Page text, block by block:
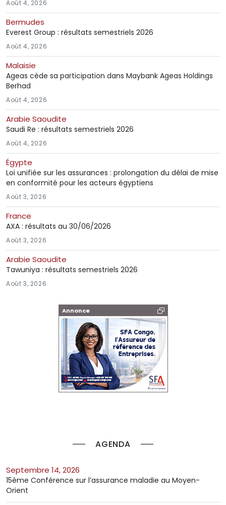
Annonce
AGENDA
septembre 14, 2026
15ème Conférence sur l’assurance maladie au Moyen-
Orient
Août 4, 2026
Bermudes
Everest Group : résultats semestriels 2026
Août 4, 2026
Malaisie
Ageas cède sa participation dans Maybank Ageas Holdings
Berhad
Août 4, 2026
Arabie Saoudite
Saudi Re : résultats semestriels 2026
Août 4, 2026
Égypte
Loi unifiée sur les assurances : prolongation du délai de mise
en conformité pour les acteurs égyptiens
Août 3, 2026
France
AXA : résultats au 30/06/2026
Août 3, 2026
Arabie Saoudite
Tawuniya : résultats semestriels 2026
Août 3, 2026